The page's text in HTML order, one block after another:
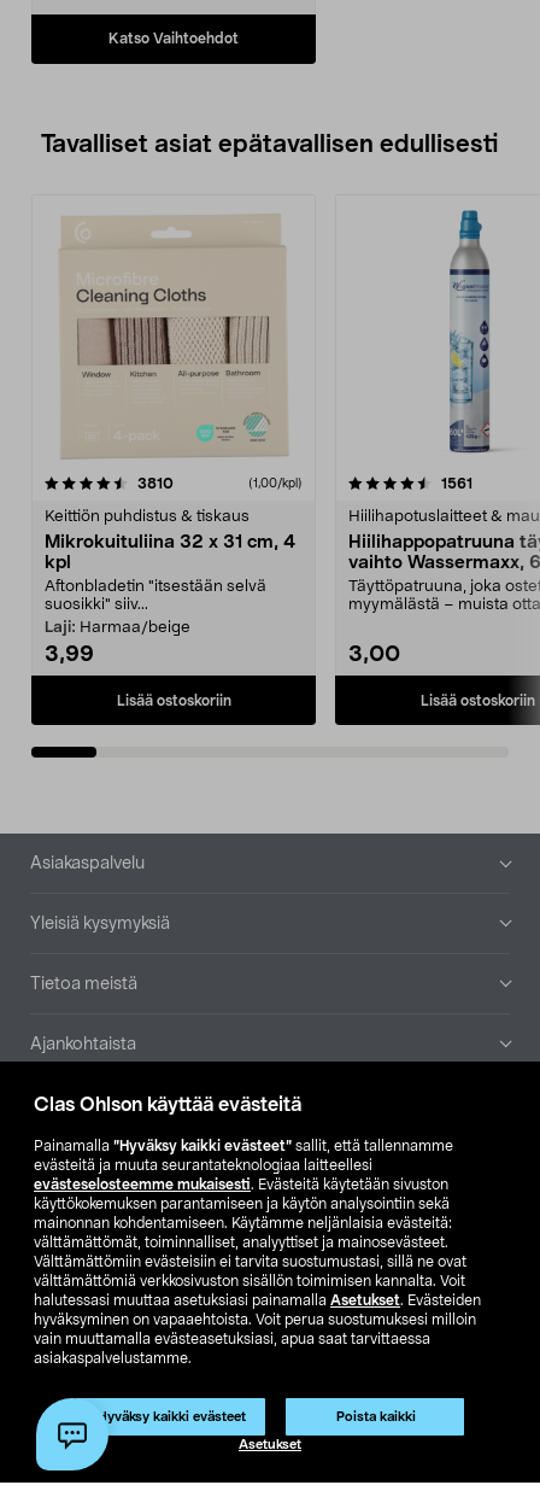
Clas Ohlson käyttää evästeitä
Painamalla ”Hyväksy kaikki evästeet” sallit, että tallennamme
evästeitä ja muuta seurantateknologiaa laitteellesi
evästeselosteemme mukaisesti. Evästeitä käytetään sivuston
käyttökokemuksen parantamiseen ja käytön analysointiin sekä
mainonnan kohdentamiseen. Käytämme neljänlaisia evästeitä:
välttämättömät, toiminnalliset, analyyttiset ja mainosevästeet.
Välttämättömiin evästeisiin ei tarvita suostumustasi, sillä ne ovat
välttämättömiä verkkosivuston sisällön toimimisen kannalta. Voit
halutessasi muuttaa asetuksiasi painamalla Asetukset. Evästeiden
hyväksyminen on vapaaehtoista. Voit perua suostumuksesi milloin
vain muuttamalla evästeasetuksiasi, apua saat tarvittaessa
asiakaspalvelustamme.
Hyväksy kaikki evästeet Poista kaikki
Asetukset
Katso Vaihtoehdot
Tavalliset asiat epätavallisen edullisesti
3810arvostelut (1,00/kpl)
Keittiön puhdistus & tiskaus
Mikrokuituliina 32 x 31 cm, 4
kpl
Aftonbladetin "itsestään selvä
suosikki" siiv...
Laji: Harmaa/beige
3,99
Lisää ostoskoriin
4.5viidestä
1561
Hiilihapotuslaitteet &
Hiilihappopatruuna
vaihto Wassermaxx,
Täyttöpatruuna, joka
myymälästä – muista
3,00
Lisää ostoskoriin
4.5viidestä
Alatunniste
Asiakaspalvelu
Yleisiä kysymyksiä
Tietoa meistä
Ajankohtaista
Muut yrityksemme
Etsi myymälä
SE NO FI
FI SV
Club Clas Ostoehdot
Tietosuojaseloste
Näytä hinnat ilman ALV:a